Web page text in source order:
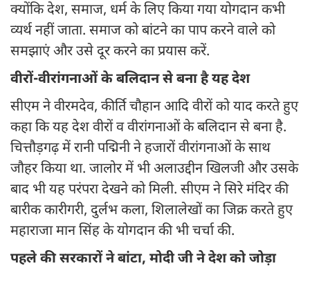
क्योंकि देश, समाज, धर्म के लिए किया गया योगदान कभी
व्यर्थ नहीं जाता. समाज को बांटने का पाप करने वाले को
समझाएं और उसे दूर करने का प्रयास करें.
वीरों-वीरांगनाओं के बलिदान से बना है यह देश
सीएम ने वीरमदेव, कीर्ति चौहान आदि वीरों को याद करते हुए
कहा कि यह देश वीरों व वीरांगनाओं के बलिदान से बना है.
चित्तौड़गढ़ में रानी पद्मिनी ने हजारों वीरांगनाओं के साथ
जौहर किया था. जालोर में भी अलाउद्दीन खिलजी और उसके
बाद भी यह परंपरा देखने को मिली. सीएम ने सिरे मंदिर की
बारीक कारीगरी, दुर्लभ कला, शिलालेखों का जिक्र करते हुए
महाराजा मान सिंह के योगदान की भी चर्चा की.
पहले की सरकारों ने बांटा, मोदी जी ने देश को जोड़ा